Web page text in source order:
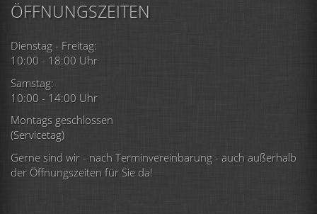
ÖFFNUNGSZEITEN
Dienstag - Freitag:
10:00 - 18:00 Uhr
Samstag:
10:00 - 14:00 Uhr
Montags geschlossen
(Servicetag)
Gerne sind wir - nach Terminvereinbarung - auch außerhalb
der Öffnungszeiten für Sie da!